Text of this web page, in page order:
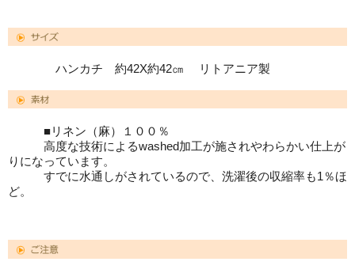
ハンカチ 約42X約42㎝ リトアニア製
■リネン（麻）１００％
高度な技術によるwashed加工が施されやわらかい仕上が
りになっています。
すでに水通しがされているので、洗濯後の収縮率も1％ほ
ど。